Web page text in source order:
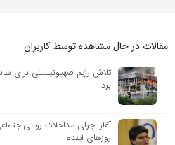
مقالات در حال مشاهده توسط کاربران
تلاش رژیم صهیونیستی برای
برد
آغاز اجرای مداخلات
روزهای آینده